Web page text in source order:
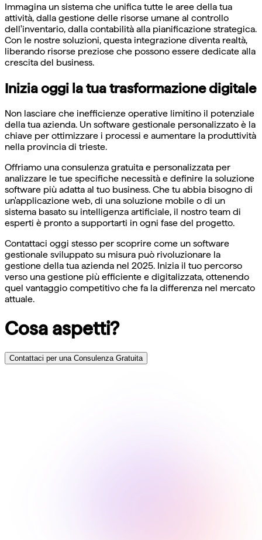
Immagina un sistema che unifica tutte le aree della tua
attività, dalla gestione delle risorse umane al controllo
dell'inventario, dalla contabilità alla pianificazione strategica.
Con le nostre soluzioni, questa integrazione diventa realtà,
liberando risorse preziose che possono essere dedicate alla
crescita del business.
Inizia oggi la tua trasformazione digitale
Non lasciare che inefficienze operative limitino il potenziale
della tua azienda. Un software gestionale personalizzato è la
chiave per ottimizzare i processi e aumentare la produttività
nella provincia di trieste.
Offriamo una consulenza gratuita e personalizzata per
analizzare le tue specifiche necessità e definire la soluzione
software più adatta al tuo business. Che tu abbia bisogno di
un'applicazione web, di una soluzione mobile o di un
sistema basato su intelligenza artificiale, il nostro team di
esperti è pronto a supportarti in ogni fase del progetto.
Contattaci oggi stesso per scoprire come un software
gestionale sviluppato su misura può rivoluzionare la
gestione della tua azienda nel 2025. Inizia il tuo percorso
verso una gestione più efficiente e digitalizzata, ottenendo
quel vantaggio competitivo che fa la differenza nel mercato
attuale.
Cosa aspetti?
Contattaci per una Consulenza Gratuita